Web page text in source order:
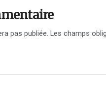
pas publiée. Les champs